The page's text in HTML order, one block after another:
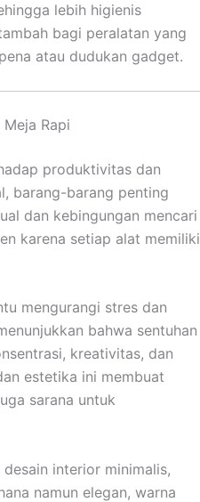
lebih higienis
bagi peralatan yang
atau dudukan gadget.
Rapi
produktivitas dan
barang-barang penting
dan kebingungan mencari
karena setiap alat memiliki
mengurangi stres dan
bahwa sentuhan
kreativitas, dan
estetika ini membuat
sarana untuk
interior minimalis,
namun elegan, warna